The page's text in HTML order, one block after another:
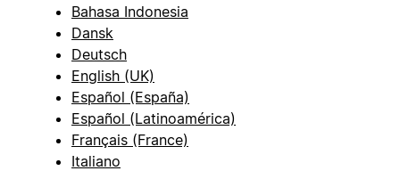
Bahasa Indonesia
Dansk
Deutsch
English (UK)
Español (España)
Español (Latinoamérica)
Français (France)
Italiano